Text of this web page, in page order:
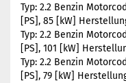
Typ: 2.2 Benzin
[PS], 85 [kW]
Typ: 2.2 Benzin
[PS], 101 [kW]
Typ: 2.2 Benzin
[PS], 79 [kW]